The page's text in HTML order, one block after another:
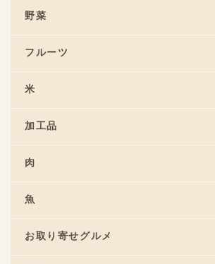
野菜
フルーツ
米
加工品
肉
魚
お取り寄せグルメ